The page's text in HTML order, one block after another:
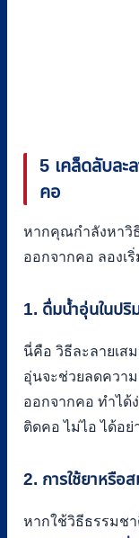
5 เคล็ดลับละ
คอ
หากคุณกำลังหาวิธี
ออกจากคอ ลองเ
1. ดื่มน้ำอุ่นในป
นี่คือ วิธีละลายเส
อุ่นจะช่วยลดควา
ออกจากคอ ทำได้
ติดคอ ไม่ไอ ได้อย่
2. การใช้ยาหรือ
หากใช้วิธีธรรมชา